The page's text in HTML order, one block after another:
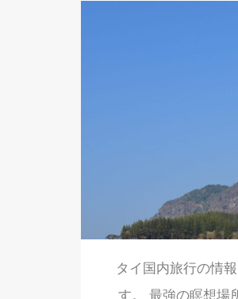
タイ国内旅行の情
す。 最強の瞑想場